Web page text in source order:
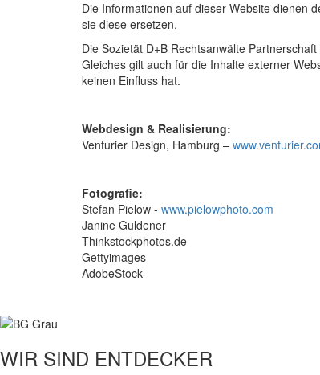
Die Informationen auf dieser Website dienen
sie diese ersetzen.
Die Sozietät D+B Rechtsanwälte
Gleiches gilt auch für die Inhalte externer
keinen Einfluss hat.
Webdesign & Realisierung:
Venturier Design, Hamburg –
Fotografie:
Stefan Pielow - www.pielowphoto.com
Janine Guldener
Thinkstockphotos.de
Gettyimages
AdobeStock
WIR SIND ENTDECKER